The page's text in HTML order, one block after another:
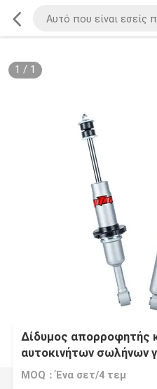
1 / 1
Δίδυμος απορροφητής
αυτοκινήτων σωλήνων
δασοφυλάκων T6 της
MOQ：Ένα σετ/4 τεμ